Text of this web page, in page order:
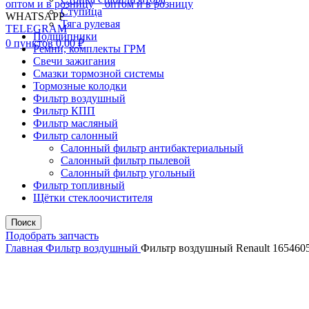
WHATSAPP
TELEGRAM
0 пунктов 0,00₽
Ступица
Тяга рулевая
Подшипники
Ремни, комплекты ГРМ
Свечи зажигания
Смазки тормозной системы
Тормозные колодки
Фильтр воздушный
Фильтр КПП
Фильтр масляный
Фильтр салонный
Салонный фильтр антибактериальный
Салонный фильтр пылевой
Салонный фильтр угольный
Фильтр топливный
Щётки стеклоочистителя
Поиск
Подобрать запчасть
Главная Фильтр воздушный Фильтр воздушный Renault